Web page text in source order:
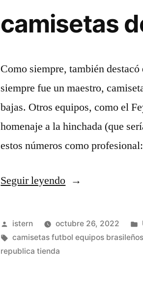
camisetas
Como siempre, también
siempre fue un maestro,
bajas. Otros equipos, como el
homenaje a la hinchada (que
estos números como
Seguir leyendo«camisetas
futbol
2019»
Publicado
por
istern octubre 26, 2022
Etiquetas:
camisetas futbol equipos brasileños
republica tienda